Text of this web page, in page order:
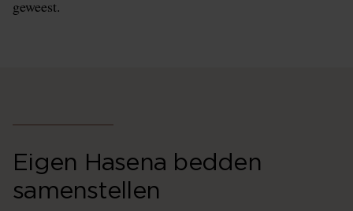
geweest.
Eigen Hasena bedden
samenstellen